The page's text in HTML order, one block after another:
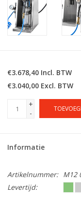
€3.678,40 Incl. BTW
€3.040,00 Excl. BTW
+
-
Informatie
Artikelnummer: M12
Levertijd: